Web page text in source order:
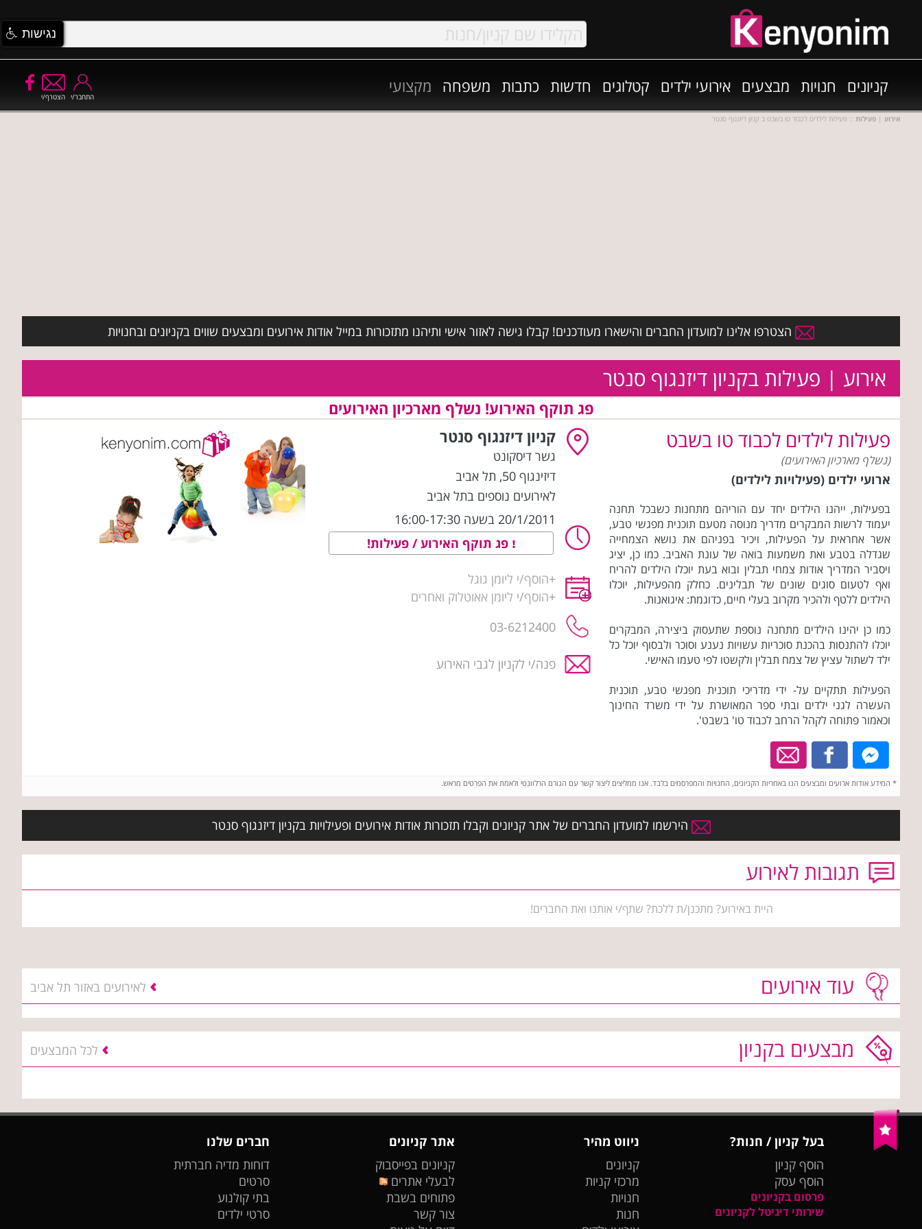
קניונים חנויות מבצעים אירועי ילדים קטלוגים חדשות כתבות משפחה מקצועי
הצטרף/י התחבר/י
אירוע | פעילות :: פעילות לילדים לכבוד טו בשבט ב קניון דיזנגוף סנטר
הצטרפו אלינו למועדון החברים והישארו מעודכנים! קבלו גישה לאזור אישי ותיהנו מתזכורות במייל אודות אירועים ומבצעים שווים בקניונים ובחנויות
אירוע | פעילות בקניון דיזנגוף סנטר
פג תוקף האירוע! נשלף מארכיון האירועים
פעילות לילדים לכבוד טו בשבט
(נשלף מארכיון האירועים)
ארועי ילדים (פעילויות לילדים)
בפעילות, ייהנו הילדים יחד עם הוריהם מתחנות כשבכל תחנה
יעמוד לרשות המבקרים מדריך מנוסה מטעם תוכנית מפגשי טבע,
אשר אחראית על הפעילות, ויכיר בפניהם את נושא הצמחייה
שגדלה בטבע ואת משמעות בואה של עונת האביב. כמו כן, יציג
ויסביר המדריך אודות צמחי תבלין ובוא בעת יוכלו הילדים להריח
ואף לטעום סוגים שונים של תבלינים. כחלק מהפעילות, יוכלו
הילדים ללטף ולהכיר מקרוב בעלי חיים, כדוגמת: איגואנות.
כמו כן יהינו הילדים מתחנה נוספת שתעסוק ביצירה, המבקרים
יוכלו להתנסות בהכנת סוכריות עשויות נענע וסוכר ולבסוף יוכל כל
ילד לשתול עציץ של צמח תבלין ולקשטו לפי טעמו האישי.
הפעילות תתקיים על- ידי מדריכי תוכנית מפגשי טבע, תוכנית
העשרה לגני ילדים ובתי ספר המאושרת על ידי משרד החינוך
וכאמור פתוחה לקהל הרחב לכבוד טו' בשבט'.
קניון דיזנגוף סנטר
גשר דיסקונט
דיזינגוף 50
, תל אביב
לאירועים נוספים בתל אביב
20/1/2011 בשעה 16:00-17:30
פג תוקף האירוע / פעילות!
+הוסף/י ליומן גוגל
+הוסף/י ליומן אאוטלוק ואחרים
03-6212400
פנה/י לקניון לגבי האירוע
* המידע אודות ארועים ומבצעים הנו באחריות הקניונים, החנויות והמפרסמים בלבד. אנו ממליצים ליצור קשר עם הגורם הרלוונטי ולאמת את הפרטים מראש.
הירשמו למועדון החברים של אתר קניונים וקבלו תזכורות אודות אירועים ופעילויות בקניון דיזנגוף סנטר
תגובות לאירוע
היית באירוע? מתכנן/ת ללכת? שתף/י אותנו ואת החברים!
עוד אירועים לאירועים באזור תל אביב
מבצעים בקניון לכל המבצעים
בעל קניון / חנות?
הוסף קניון
הוסף עסק
פרסום בקניונים
שירותי דיגיטל לקניונים
ניווט מהיר
קניונים
מרכזי קניות
חנויות
חנות
אתר קניונים
קניונים בפייסבוק
לבעלי אתרים
פתוחים בשבת
צור קשר
חברים שלנו
דוחות מדיה חברתית
סרטים
בתי קולנוע
סרטי ילדים
נגישות